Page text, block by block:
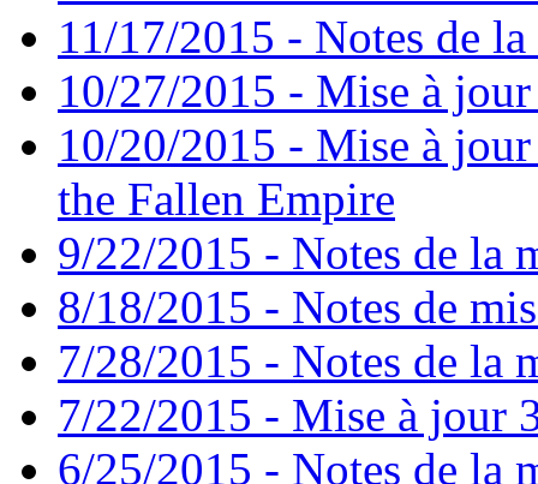
11/17/2015 - Notes de
10/27/2015 - Mise à
10/20/2015 - Mise à
the Fallen Empire
9/22/2015 - Notes de la
8/18/2015 - Notes de
7/28/2015 - Notes de la
7/22/2015 - Mise à jour
6/25/2015 - Notes de la